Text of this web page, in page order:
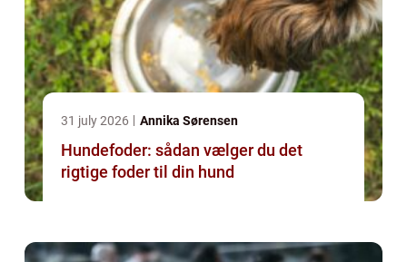
31 july 2026 Annika Sørensen
Hundefoder: sådan vælger du det
rigtige foder til din hund